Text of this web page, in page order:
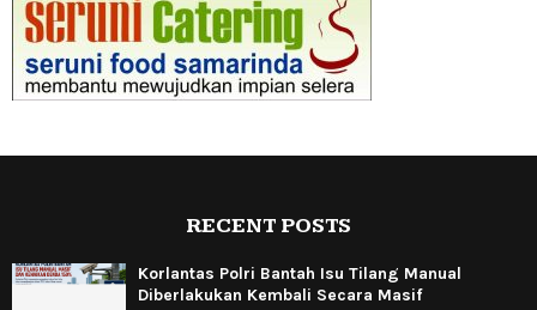
RECENT POSTS
Korlantas Polri Bantah Isu Tilang Manual
Diberlakukan Kembali Secara Masif